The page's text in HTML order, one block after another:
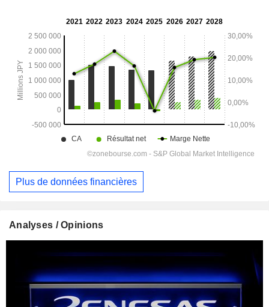
Plus de données financières
Analyses / Opinions